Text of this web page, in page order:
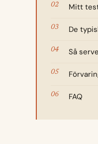
Mitt
De
Så
FAQ